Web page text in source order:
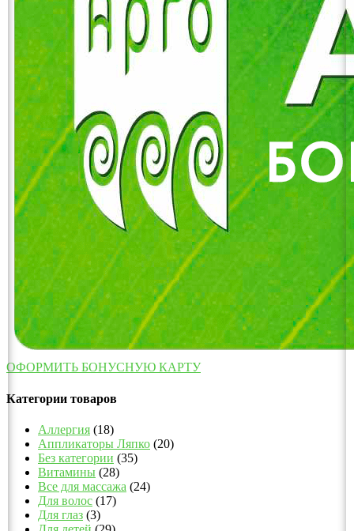
ОФОРМИТЬ БОНУСНУЮ КАРТУ
Категории товаров
Аллергия (18)
Аппликаторы Ляпко (20)
Без категории (35)
Витамины (28)
Все для массажа (24)
Для волос (17)
Для глаз (3)